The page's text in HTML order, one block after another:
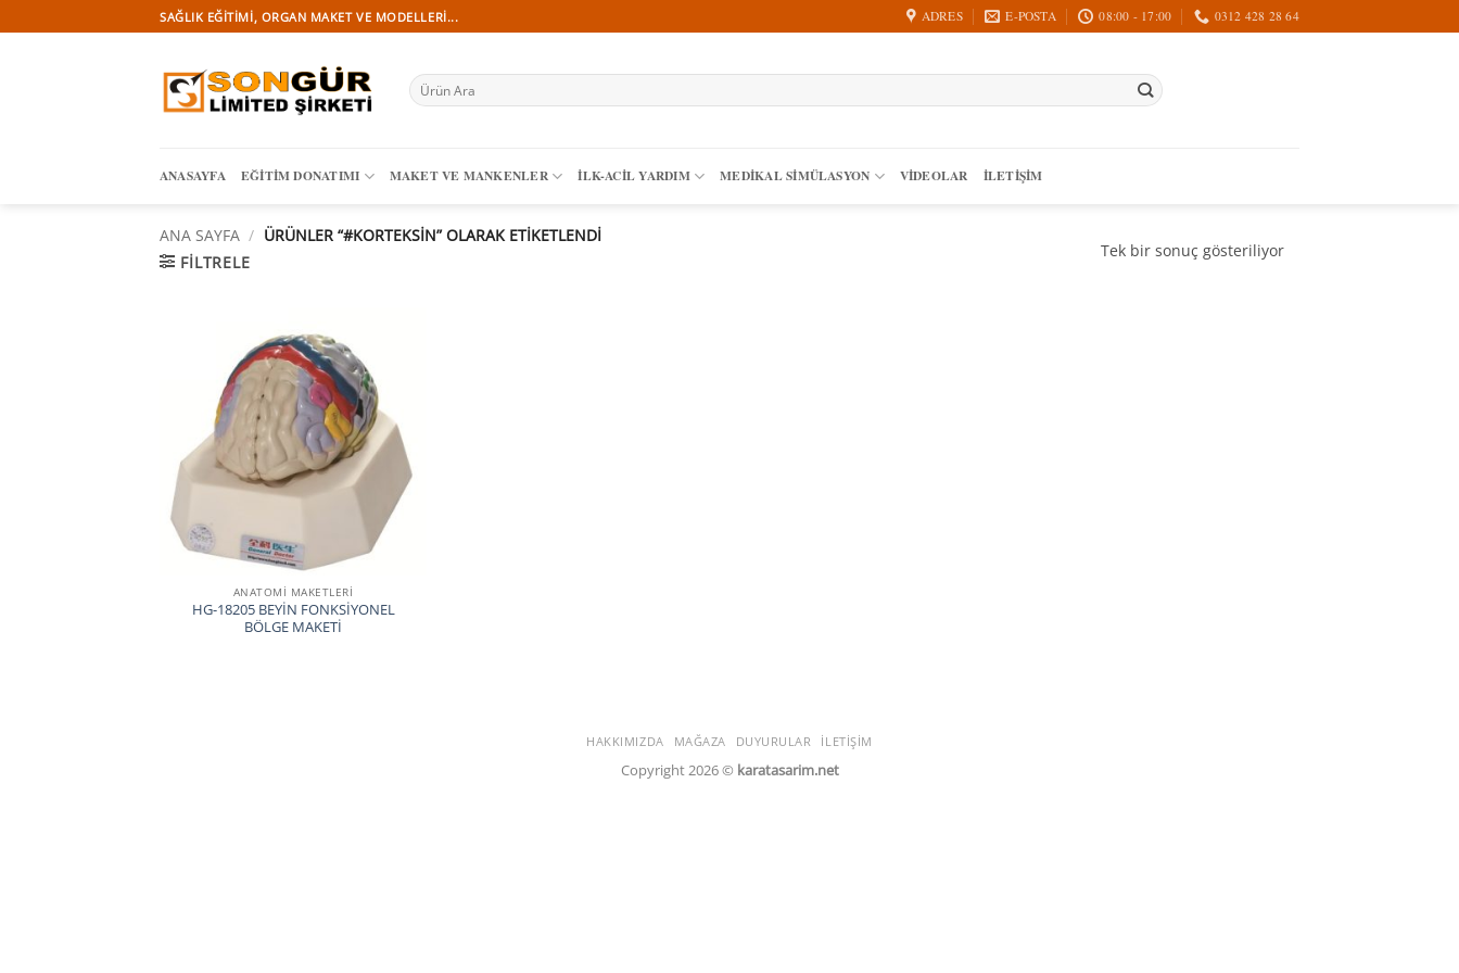
atla
SAĞLIK EĞITIMI, ORGAN MAKET VE MODELLERI... ADRES E-POSTA 08:00 - 17:00 0312 428 28 64
Ara:
ANASAYFA EĞITIM DONATIMI MAKET VE MANKENLER İLK-ACIL YARDIM MEDIKAL SIMÜLASYON VİDEOLAR İLETIŞIM
ANA SAYFA / ÜRÜNLER “#KORTEKSİN” OLARAK ETIKETLENDI
FILTRELE
Tek bir sonuç gösteriliyor
ANATOMİ MAKETLERİ
HG-18205 BEYİN FONKSİYONEL
BÖLGE MAKETİ
HAKKIMIZDA MAĞAZA DUYURULAR İLETIŞIM
Copyright 2026 © karatasarim.net